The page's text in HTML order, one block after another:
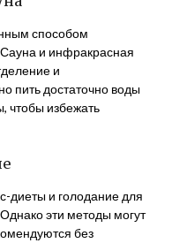
способом
и инфракрасная
и
пить достаточно воды
чтобы избежать
диеты и голодание для
эти методы могут
без